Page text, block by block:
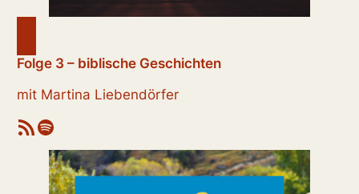
Folge 3 – biblische Geschichten
mit Martina Liebendörfer
RSS-Feed Spotify